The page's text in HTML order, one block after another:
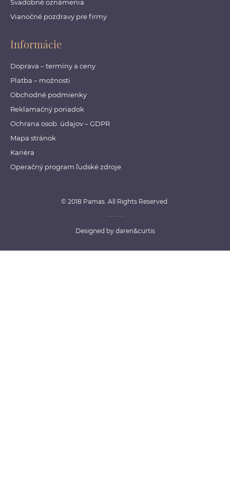
Svadobné oznámenia
Vianočné pozdravy pre firmy
Informácie
Doprava – termíny a ceny
Platba – možnosti
Obchodné podmienky
Reklamačný poriadok
Ochrana osob. údajov – GDPR
Mapa stránok
Kariéra
Operačný program ľudské zdroje
© 2018 Pamas. All Rights Reserved.
Designed by daren&curtis